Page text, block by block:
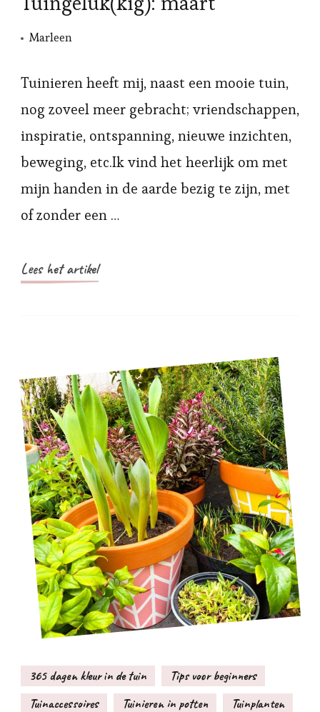
Marleen
Tuinieren heeft mij, naast een mooie tuin,
nog zoveel meer gebracht; vriendschappen,
inspiratie, ontspanning, nieuwe inzichten,
beweging, etc.Ik vind het heerlijk om met
mijn handen in de aarde bezig te zijn, met
of zonder een …
Lees het artikel
365 dagen kleur in de tuin
Tips voor beginners
Tuinaccessoires
Tuinieren in potten Tuinplanten